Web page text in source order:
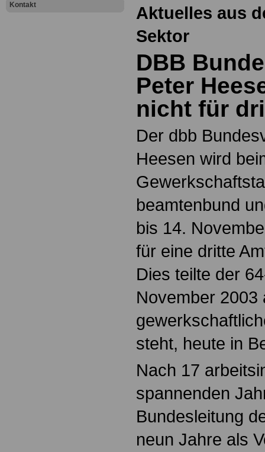
Kontakt
Aktuelles aus
Sektor
DBB
Peter
nicht für
Der dbb
Heesen wird
beamtenbund
bis 14.
für eine dritte
Dies teilte der
November 2003
steht, heute in
Nach 17
spannenden
Bundesleitung
neun Jahre als